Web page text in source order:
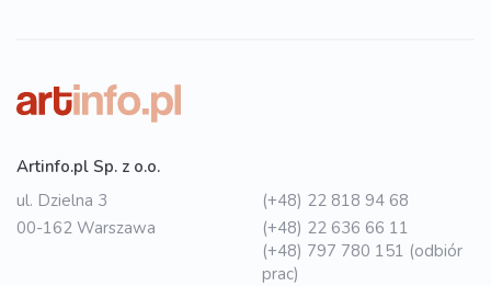
Artinfo.pl Sp. z o.o.
ul. Dzielna 3
00-162 Warszawa
(+48) 22 818 94 68
(+48) 22 636 66 11
(+48) 797 780 151 (odbiór
prac)